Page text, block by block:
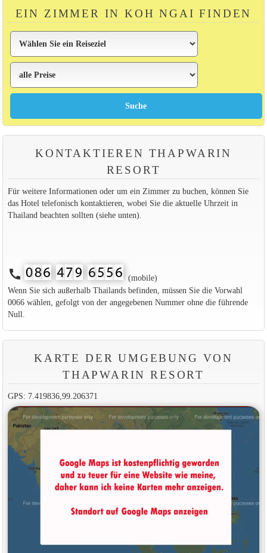
EIN ZIMMER IN KOH NGAI FINDEN
KONTAKTIEREN THAPWARIN
RESORT
Für weitere Informationen oder um ein Zimmer zu buchen, können Sie
das Hotel telefonisch kontaktieren, wobei Sie die aktuelle Uhrzeit in
Thailand beachten sollten (siehe unten).
call
(mobile)
Wenn Sie sich außerhalb Thailands befinden, müssen Sie die Vorwahl
0066 wählen, gefolgt von der angegebenen Nummer ohne die führende
Null.
KARTE DER UMGEBUNG VON
THAPWARIN RESORT
GPS: 7.419836,99.206371